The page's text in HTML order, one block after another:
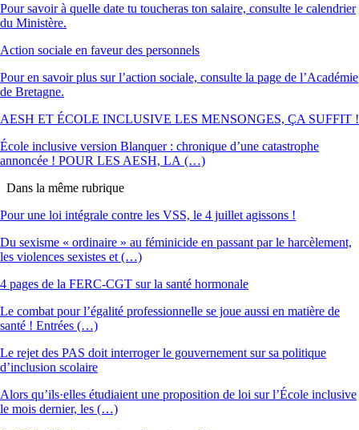
Pour savoir à quelle date tu toucheras ton salaire, consulte le calendrier
du Ministère.
Action sociale en faveur des personnels
Pour en savoir plus sur l’action sociale, consulte la page de l’Académie
de Bretagne.
AESH ET ÉCOLE INCLUSIVE LES MENSONGES, ÇA SUFFIT !
École inclusive version Blanquer : chronique d’une catastrophe
annoncée ! POUR LES AESH, LA (…)
Dans la même rubrique
Pour une loi intégrale contre les VSS, le 4 juillet agissons !
Du sexisme « ordinaire » au féminicide en passant par le harcèlement,
les violences sexistes et (…)
4 pages de la FERC-CGT sur la santé hormonale
Le combat pour l’égalité professionnelle se joue aussi en matière de
santé ! Entrées (…)
Le rejet des PAS doit interroger le gouvernement sur sa politique
d’inclusion scolaire
Alors qu’ils·elles étudiaient une proposition de loi sur l’École inclusive
le mois dernier, les (…)